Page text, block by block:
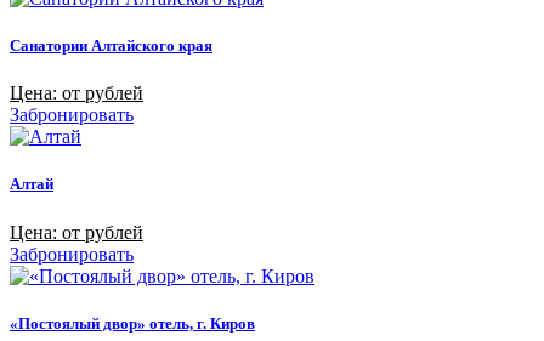
Санатории Алтайского края
Цена: от рублей
Забронировать
Алтай
Цена: от рублей
Забронировать
«Постоялый двор» отель, г. Киров